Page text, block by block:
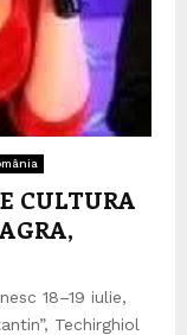
CULTURA
18–19 iulie,
Techirghiol